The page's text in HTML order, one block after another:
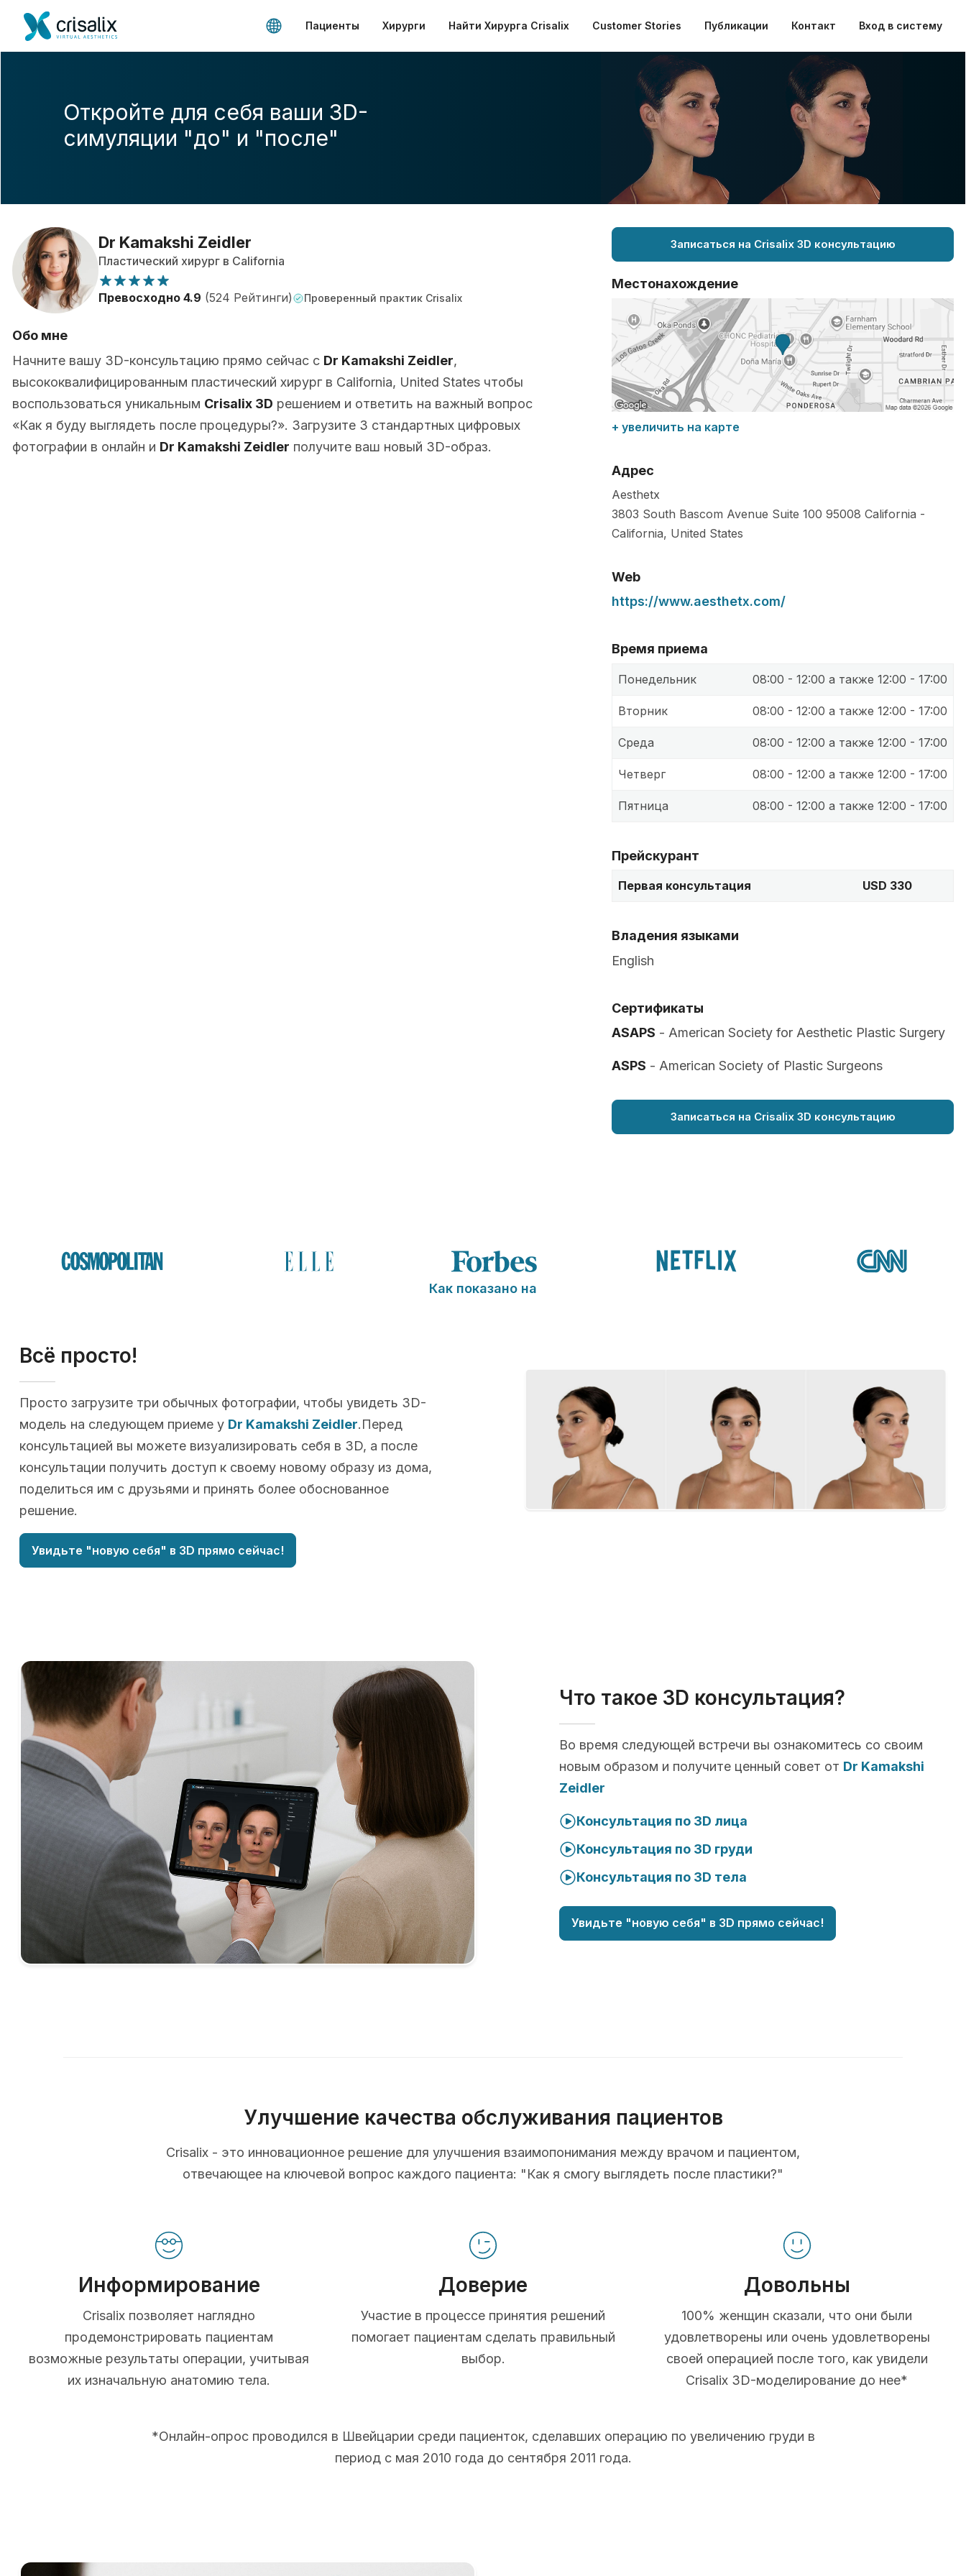
Пациенты Хирурги Найти Хирурга Crisalix Customer Stories Публикации Контакт Вход в систему
Откройте для себя ваши 3D-
симуляции "до" и "после"
Dr Kamakshi Zeidler
Пластический хирург в California
Превосходно 4.9 (524 Рейтинги) Проверенный практик Crisalix
Обо мне
Начните вашу 3D-консультацию прямо сейчас с Dr Kamakshi Zeidler,
высококвалифицированным пластический хирург в California, United States чтобы
воспользоваться уникальным Crisalix 3D решением и ответить на важный вопрос
«Как я буду выглядеть после процедуры?». Загрузите 3 стандартных цифровых
фотографии в онлайн и Dr Kamakshi Zeidler получите ваш новый 3D-образ.
Записаться на Crisalix 3D консультацию
Местонахождение
+ увеличить на карте
Адрес
Aesthetx
3803 South Bascom Avenue Suite 100 95008 California -
California, United States
Web
https://www.aesthetx.com/
Время приема
Понедельник 08:00 - 12:00 а также 12:00 - 17:00
Вторник 08:00 - 12:00 а также 12:00 - 17:00
Среда 08:00 - 12:00 а также 12:00 - 17:00
Четверг 08:00 - 12:00 а также 12:00 - 17:00
Пятница 08:00 - 12:00 а также 12:00 - 17:00
Прейскурант
Первая консультация USD 330
Владения языками
English
Сертификаты
ASAPS - American Society for Aesthetic Plastic Surgery
ASPS - American Society of Plastic Surgeons
Записаться на Crisalix 3D консультацию
Как показано на
Всё просто!
Просто загрузите три обычных фотографии, чтобы увидеть 3D-
модель на следующем приеме у Dr Kamakshi Zeidler.Перед
консультацией вы можете визуализировать себя в 3D, а после
консультации получить доступ к своему новому образу из дома,
поделиться им с друзьями и принять более обоснованное
решение.
Увидьте "новую себя" в 3D прямо сейчас!
Что такое 3D консультация?
Во время следующей встречи вы ознакомитесь со своим
новым образом и получите ценный совет от Dr Kamakshi
Zeidler
Консультация по 3D лица
Консультация по 3D груди
Консультация по 3D тела
Увидьте "новую себя" в 3D прямо сейчас!
Улучшение качества обслуживания пациентов
Crisalix - это инновационное решение для улучшения взаимопонимания между врачом и пациентом,
отвечающее на ключевой вопрос каждого пациента: "Как я смогу выглядеть после пластики?"
Информирование
Crisalix позволяет наглядно
продемонстрировать пациентам
возможные результаты операции, учитывая
их изначальную анатомию тела.
Доверие
Участие в процессе принятия решений
помогает пациентам сделать правильный
выбор.
Довольны
100% женщин сказали, что они были
удовлетворены или очень удовлетворены
своей операцией после того, как увидели
Crisalix 3D-моделирование до нее*
*Онлайн-опрос проводился в Швейцарии среди пациенток, сделавших операцию по увеличению груди в
период с мая 2010 года до сентября 2011 года.